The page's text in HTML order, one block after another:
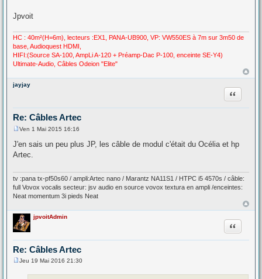
Jpvoit
HC : 40m²(H=6m), lecteurs :EX1, PANA-UB900, VP: VW550ES à 7m sur 3m50 de
base, Audioquest HDMI,
HIFI:(Source SA-100, AmpLi A-120 + Préamp-Dac P-100, enceinte SE-Y4)
Ultimate-Audio, Câbles Odeion "Elite"
jayjay
Re: Câbles Artec
Citation
s
s
e
Ven 1 Mai 2015 16:16
J'en sais un peu plus JP, les câble de modul c'était du Océlia et hp
Artec.
tv :pana tx-pf50s60 / ampli:Artec nano / Marantz NA11S1 / HTPC i5 4570s / câble:
full Vovox vocalis secteur: jsv audio en source vovox textura en ampli /enceintes:
Neat momentum 3i pieds Neat
jpvoitAdmin
Re: Câbles Artec
Citation
Jeu 19 Mai 2016 21:30